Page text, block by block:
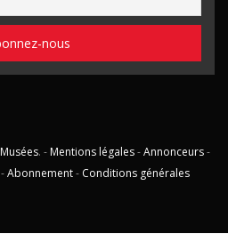
. - Mentions légales-Annonceurs-
-Abonnement- Conditions générales